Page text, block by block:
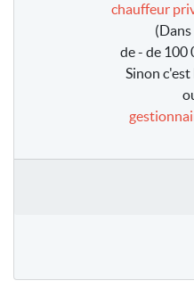
chauffeur
de - de 100
Sinon c'est